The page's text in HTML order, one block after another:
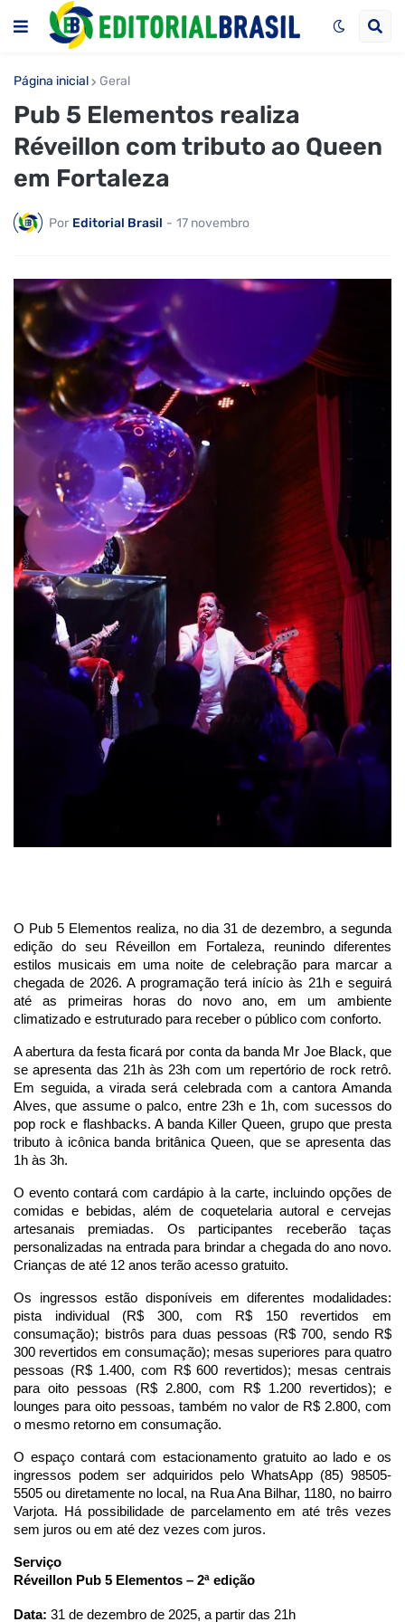
Página inicial Geral
Pub 5 Elementos realiza
Réveillon com tributo ao Queen
em Fortaleza
Por Editorial Brasil - 17 novembro
O Pub 5 Elementos realiza, no dia 31 de dezembro, a segunda
edição do seu Réveillon em Fortaleza, reunindo diferentes
estilos musicais em uma noite de celebração para marcar a
chegada de 2026. A programação terá início às 21h e seguirá
até as primeiras horas do novo ano, em um ambiente
climatizado e estruturado para receber o público com conforto.
A abertura da festa ficará por conta da banda Mr Joe Black, que
se apresenta das 21h às 23h com um repertório de rock retrô.
Em seguida, a virada será celebrada com a cantora Amanda
Alves, que assume o palco, entre 23h e 1h, com sucessos do
pop rock e flashbacks. A banda Killer Queen, grupo que presta
tributo à icônica banda britânica Queen, que se apresenta das
1h às 3h.
O evento contará com cardápio à la carte, incluindo opções de
comidas e bebidas, além de coquetelaria autoral e cervejas
artesanais premiadas. Os participantes receberão taças
personalizadas na entrada para brindar a chegada do ano novo.
Crianças de até 12 anos terão acesso gratuito.
Os ingressos estão disponíveis em diferentes modalidades:
pista individual (R$ 300, com R$ 150 revertidos em
consumação); bistrôs para duas pessoas (R$ 700, sendo R$
300 revertidos em consumação); mesas superiores para quatro
pessoas (R$ 1.400, com R$ 600 revertidos); mesas centrais
para oito pessoas (R$ 2.800, com R$ 1.200 revertidos); e
lounges para oito pessoas, também no valor de R$ 2.800, com
o mesmo retorno em consumação.
O espaço contará com estacionamento gratuito ao lado e os
ingressos podem ser adquiridos pelo WhatsApp (85) 98505-
5505 ou diretamente no local, na Rua Ana Bilhar, 1180, no bairro
Varjota. Há possibilidade de parcelamento em até três vezes
sem juros ou em até dez vezes com juros.
Serviço
Réveillon Pub 5 Elementos – 2ª edição
Data: 31 de dezembro de 2025, a partir das 21h